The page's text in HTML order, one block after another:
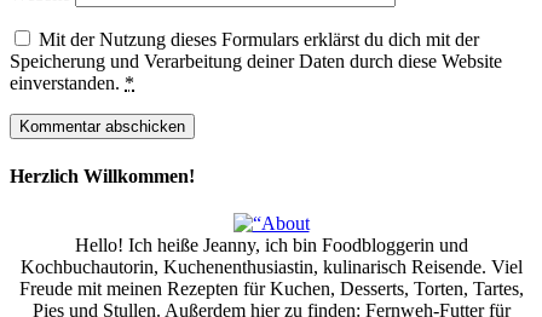
Mit der Nutzung dieses Formulars erklärst du dich mit der
Speicherung und Verarbeitung deiner Daten durch diese Website
einverstanden. *
Herzlich Willkommen!
Hello! Ich heiße Jeanny, ich bin Foodbloggerin und
Kochbuchautorin, Kuchenenthusiastin, kulinarisch Reisende. Viel
Freude mit meinen Rezepten für Kuchen, Desserts, Torten, Tartes,
Pies und Stullen. Außerdem hier zu finden: Fernweh-Futter für